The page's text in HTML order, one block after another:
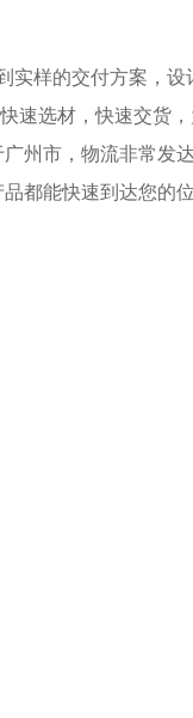
实样的交付方案，设
速选材，快速交货
州市，物流非常发
都能快速到达您的